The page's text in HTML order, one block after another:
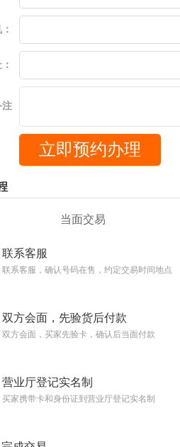
注
当面交易
联系客服
联系客服，确认号码在售，约定交易时间地点
双方会面，先验货后付款
双方会面，买家先验卡，确认后当面付款
营业厅登记实名制
买家携带卡和身份证到营业厅登记实名制